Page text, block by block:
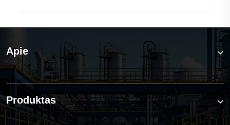
Apie
Produktas